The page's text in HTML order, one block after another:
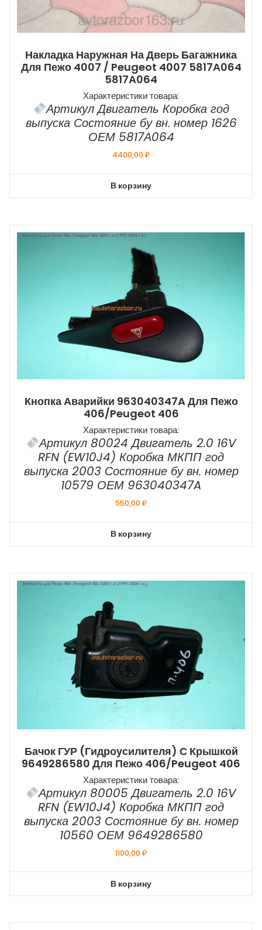
Накладка Наружная На Дверь Багажника
Для Пежо 4007 / Peugeot 4007 5817А064
5817А064
Характеристики товара:
Артикул Двигатель Коробка год
выпуска Состояние бу вн. номер 1626
ОЕМ 5817А064
4400,00₽
В корзину
Кнопка Аварийки 963040347A Для Пежо
406/Peugeot 406
Характеристики товара:
Артикул 80024 Двигатель 2.0 16V
RFN (EW10J4) Коробка МКПП год
выпуска 2003 Состояние бу вн. номер
10579 ОЕМ 963040347A
550,00₽
В корзину
Бачок ГУР (гидроусилителя) С Крышкой
9649286580 Для Пежо 406/Peugeot 406
Характеристики товара:
Артикул 80005 Двигатель 2.0 16V
RFN (EW10J4) Коробка МКПП год
выпуска 2003 Состояние бу вн. номер
10560 ОЕМ 9649286580
1100,00₽
В корзину